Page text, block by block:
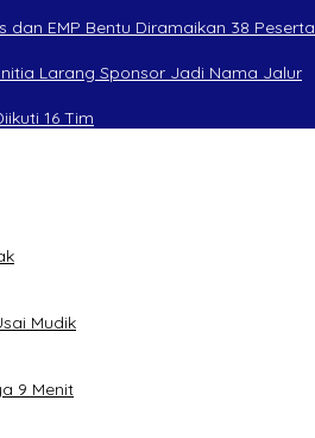
dan EMP Bentu Diramaikan 38 Peserta
Larang Sponsor Jadi Nama Jalur
16 Tim
Mudik
9 Menit